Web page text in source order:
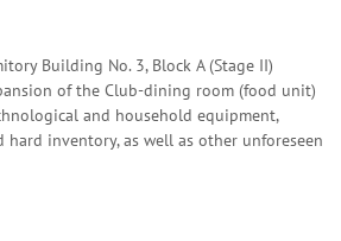
Building No. 3, Block A (Stage II)
of the Club-dining room (food unit)
and household equipment,
hard inventory, as well as other unforeseen